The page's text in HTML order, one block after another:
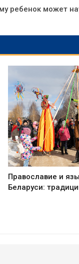
ребенок может
Православие и
Беларуси: